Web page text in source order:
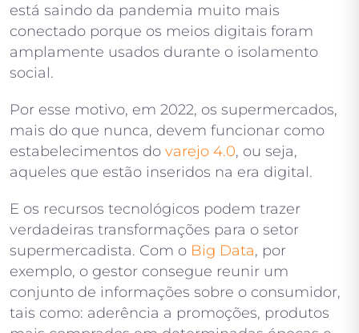
está saindo da pandemia muito mais
conectado porque os meios digitais foram
amplamente usados durante o isolamento
social.
Por esse motivo, em 2022, os supermercados,
mais do que nunca, devem funcionar como
estabelecimentos do varejo 4.0, ou seja,
aqueles que estão inseridos na era digital.
E os recursos tecnológicos podem trazer
verdadeiras transformações para o setor
supermercadista. Com o Big Data, por
exemplo, o gestor consegue reunir um
conjunto de informações sobre o consumidor,
tais como: aderência a promoções, produtos